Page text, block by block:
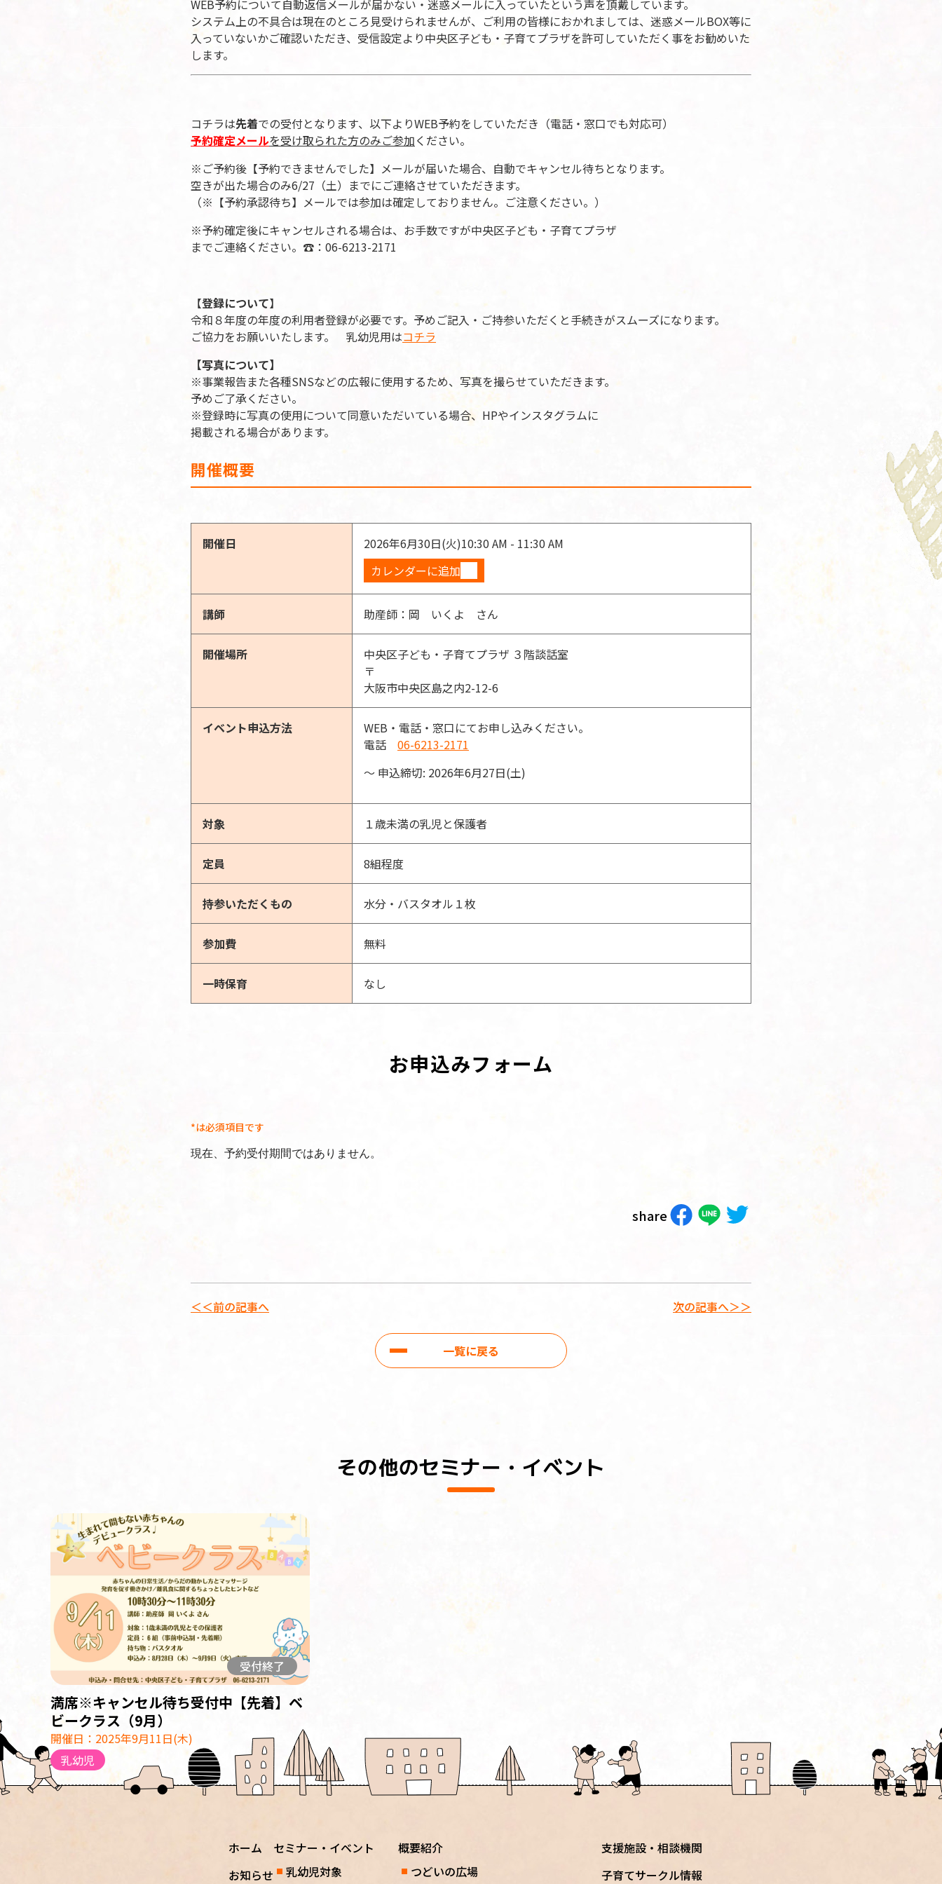
WEB予約について自動返信メールが届かない・迷惑メールに入っていたという声を頂戴しています。
システム上の不具合は現在のところ見受けられませんが、ご利用の皆様におかれましては、迷惑メールBOX等に
入っていないかご確認いただき、受信設定より中央区子ども・子育てプラザを許可していただく事をお勧めいた
します。
コチラは先着での受付となります、以下よりWEB予約をしていただき（電話・窓口でも対応可）
予約確定メールを受け取られた方のみご参加ください。
※ご予約後【予約できませんでした】メールが届いた場合、自動でキャンセル待ちとなります。
空きが出た場合のみ6/27（土）までにご連絡させていただきます。
（※【予約承認待ち】メールでは参加は確定しておりません。ご注意ください。）
※予約確定後にキャンセルされる場合は、お手数ですが中央区子ども・子育てプラザ
までご連絡ください。☎：06-6213-2171
【登録について】
令和８年度の年度の利用者登録が必要です。予めご記入・ご持参いただくと手続きがスムーズになります。
ご協力をお願いいたします。 乳幼児用はコチラ
【写真について】
※事業報告また各種SNSなどの広報に使用するため、写真を撮らせていただきます。
予めご了承ください。
※登録時に写真の使用について同意いただいている場合、HPやインスタグラムに
掲載される場合があります。
開催概要
開催日 2026年6月30日(火)10:30 AM - 11:30 AM
カレンダーに追加
講師 助産師：岡 いくよ さん
開催場所
中央区子ども・子育てプラザ ３階談話室
〒
大阪市中央区島之内2-12-6
イベント申込方法
WEB・電話・窓口にてお申し込みください。
電話 06-6213-2171
〜 申込締切: 2026年6月27日(土)
対象 １歳未満の乳児と保護者
定員 8組程度
持参いただくもの 水分・バスタオル１枚
参加費 無料
一時保育 なし
お申込みフォーム
*は必須項目です
現在、予約受付期間ではありません。
share
＜＜前の記事へ
一覧に戻る
次の記事へ＞＞
その他のセミナー・イベント
受付終了
満席※キャンセル待ち受付中【先着】ベ
ビークラス（9月）
開催日：2025年9月11日(木)
乳幼児
ホーム
お知らせ
セミナー・イベント
乳幼児対象
概要紹介
つどいの広場
支援施設・相談機関
子育てサークル情報